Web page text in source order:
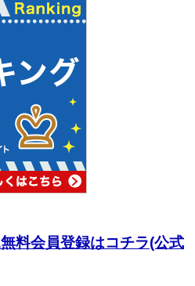
料会員登録はコチラ(公式